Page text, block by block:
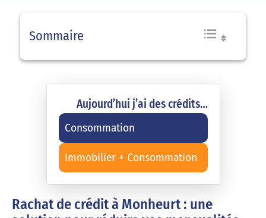
Sommaire
Aujourd’hui j’ai des crédits…
Consommation
Immobilier + Consommation
Rachat de crédit à Monheurt : une